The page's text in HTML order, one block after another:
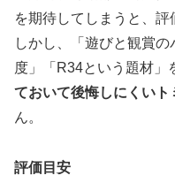
を期待してしまうと、評
しかし、「遊びと観賞
度」「R34という題材」
ておいて後悔しにくいト
ん。
評価目安